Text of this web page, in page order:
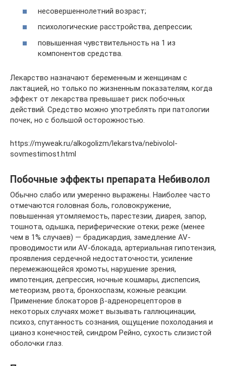
несовершеннолетний возраст;
психологические расстройства, депрессии;
повышенная чувствительность на 1 из
компонентов средства.
Лекарство назначают беременным и женщинам с
лактацией, но только по жизненным показателям, когда
эффект от лекарства превышает риск побочных
действий. Средство можно употреблять при патологии
почек, но с большой осторожностью.
https://myweak.ru/alkogolizm/lekarstva/nebivolol-
sovmestimost.html
Побочные эффекты препарата Небиволол
Обычно слабо или умеренно выражены. Наиболее часто
отмечаются головная боль, головокружение,
повышенная утомляемость, парестезии, диарея, запор,
тошнота, одышка, периферические отеки; реже (менее
чем в 1% случаев) — брадикардия, замедление AV-
проводимости или AV-блокада, артериальная гипотензия,
проявления сердечной недостаточности, усиление
перемежающейся хромоты, нарушение зрения,
импотенция, депрессия, ночные кошмары, диспепсия,
метеоризм, рвота, бронхоспазм, кожные реакции.
Применение блокаторов β-адренорецепторов в
некоторых случаях может вызывать галлюцинации,
психоз, спутанность сознания, ощущение похолодания и
цианоз конечностей, синдром Рейно, сухость слизистой
оболочки глаз.